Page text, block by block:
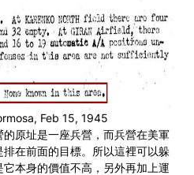
Feb 15, 1945
原址是一座兵營，而兵營在美軍
在前面的目標。所以這裡可以躲
本身的價值不高，另外再加上運